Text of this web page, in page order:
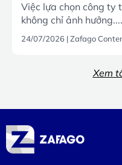
Việc lựa chọn công ty
không chỉ ảnh
24/07/2026 |Zafago
Xem